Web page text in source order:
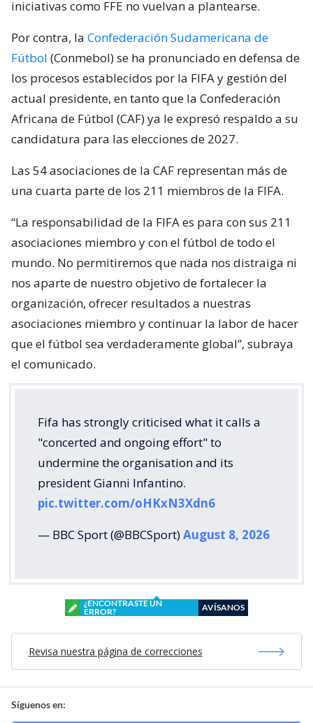
iniciativas como FFE no vuelvan a plantearse.
Por contra, la Confederación Sudamericana de
Fútbol (Conmebol) se ha pronunciado en defensa de
los procesos establecidos por la FIFA y gestión del
actual presidente, en tanto que la Confederación
Africana de Fútbol (CAF) ya le expresó respaldo a su
candidatura para las elecciones de 2027.
Las 54 asociaciones de la CAF representan más de
una cuarta parte de los 211 miembros de la FIFA.
“La responsabilidad de la FIFA es para con sus 211
asociaciones miembro y con el fútbol de todo el
mundo. No permitiremos que nada nos distraiga ni
nos aparte de nuestro objetivo de fortalecer la
organización, ofrecer resultados a nuestras
asociaciones miembro y continuar la labor de hacer
que el fútbol sea verdaderamente global”, subraya
el comunicado.
Fifa has strongly criticised what it calls a
"concerted and ongoing effort" to
undermine the organisation and its
president Gianni Infantino.
pic.twitter.com/oHKxN3Xdn6
— BBC Sport (@BBCSport)August 8, 2026
¿ENCONTRASTE UN
ERROR?
AVÍSANOS
Revisa nuestra página de correcciones
Síguenos en: